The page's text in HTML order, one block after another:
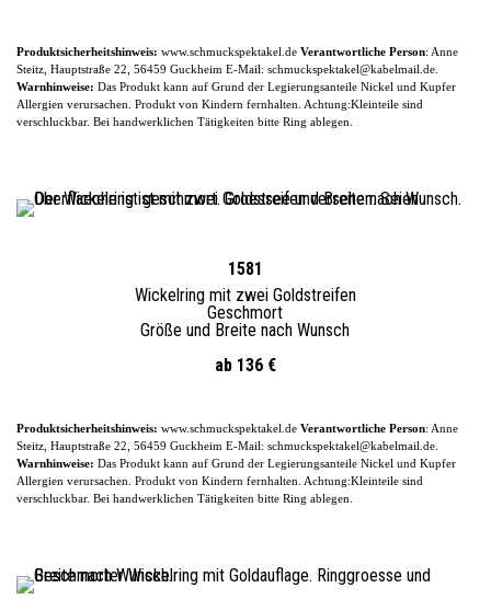
Produktsicherheitshinweis: www.schmuckspektakel.de Verantwortliche Person: Anne
Steitz, Hauptstraße 22, 56459 Guckheim E-Mail: schmuckspektakel@kabelmail.de.
Warnhinweise: Das Produkt kann auf Grund der Legierungsanteile Nickel und Kupfer
Allergien verursachen. Produkt von Kindern fernhalten. Achtung:Kleinteile sind
verschluckbar. Bei handwerklichen Tätigkeiten bitte Ring ablegen.
1581
Wickelring mit zwei Goldstreifen
Geschmort
Größe und Breite nach Wunsch
ab 136 €
Produktsicherheitshinweis: www.schmuckspektakel.de Verantwortliche Person: Anne
Steitz, Hauptstraße 22, 56459 Guckheim E-Mail: schmuckspektakel@kabelmail.de.
Warnhinweise: Das Produkt kann auf Grund der Legierungsanteile Nickel und Kupfer
Allergien verursachen. Produkt von Kindern fernhalten. Achtung:Kleinteile sind
verschluckbar. Bei handwerklichen Tätigkeiten bitte Ring ablegen.